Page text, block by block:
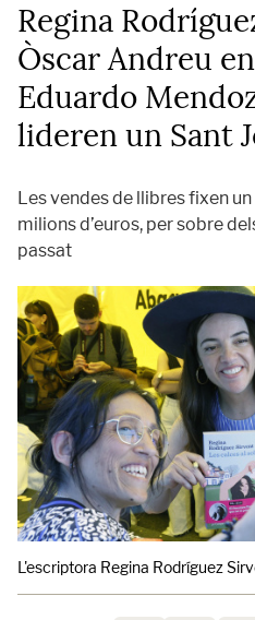
Regina
Òscar Andreu
Eduardo
lideren un Sant
Les vendes de llibres fixen
milions d’euros, per sobre
passat
L'escriptora Regina Rodríguez